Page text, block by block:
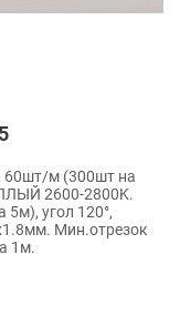
60шт/м (300шт на
2600-2800K.
угол 120°,
Мин.отрезок
1м.